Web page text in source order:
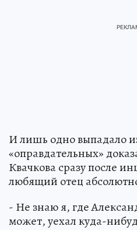
И лишь одно выпадало
«оправдательных»
Квачкова сразу после
любящий отец
- Не знаю я, где
может, уехал куда-